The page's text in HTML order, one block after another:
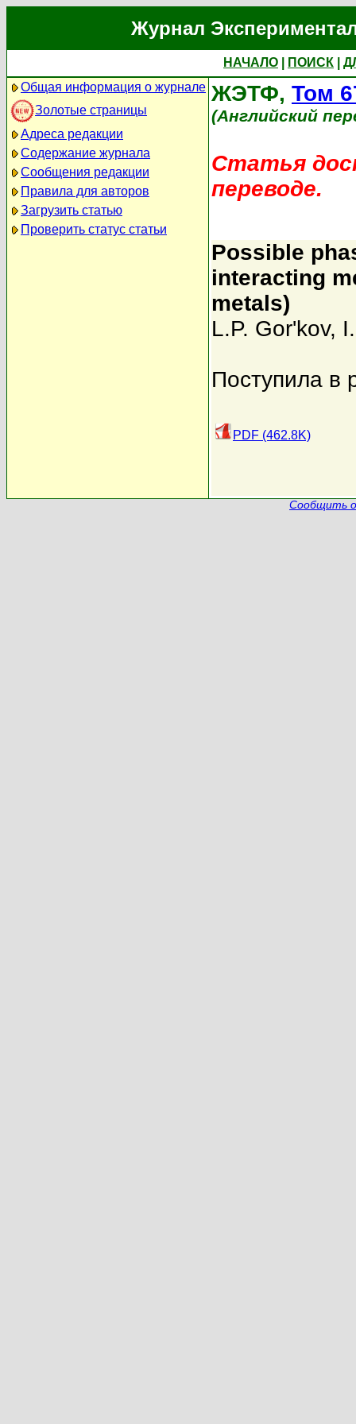
Журнал
НАЧАЛО ПОИСК
Общая информация о журнале
Золотые страницы
Адреса редакции
Содержание журнала
Сообщения редакции
Правила для авторов
Загрузить статью
Проверить статус статьи
ЖЭТФ, Том
(Английский
Статья
переводе.
Possible
interacting
metals)
L.P. Gor'kov,
Поступила в
PDF (462.8K)
Сообщить о